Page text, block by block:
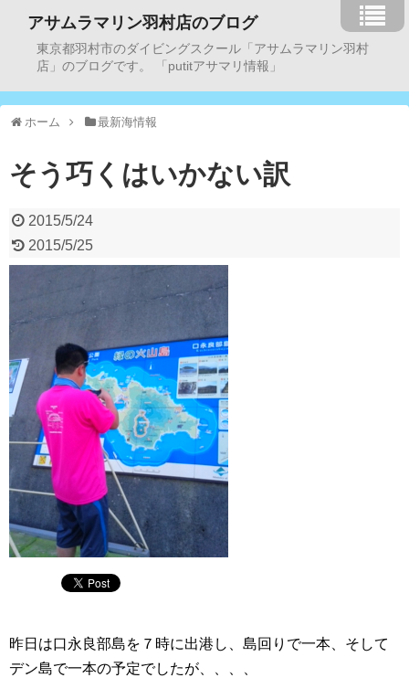
アサムラマリン羽村店のブログ
東京都羽村市のダイビングスクール「アサムラマリン羽村
店」のブログです。 「putitアサマリ情報」
ホーム 最新海情報
そう巧くはいかない訳
2015/5/24
2015/5/25
昨日は口永良部島を７時に出港し、島回りで一本、そして
デン島で一本の予定でしたが、、、、